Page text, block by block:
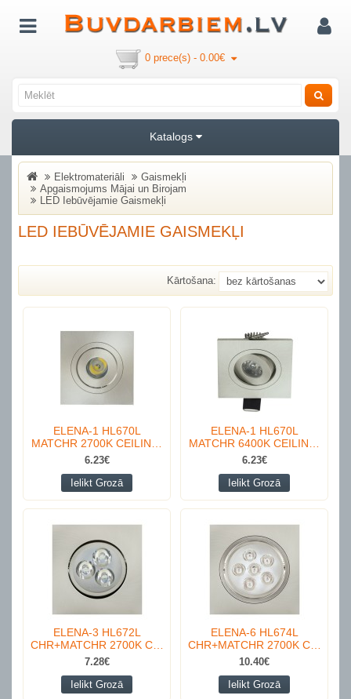
0 prece(s) - 0.00€
Katalogs
Elektromateriāli
Gaismekļi
Apgaismojums Mājai un Birojam
LED Iebūvējamie Gaismekļi
LED IEBŪVĒJAMIE GAISMEKĻI
Kārtošana:
ELENA-1 HL670L
MATCHR 2700K CEILIN…
6.23€
Ielikt Grozā
ELENA-1 HL670L
MATCHR 6400K CEILIN…
6.23€
Ielikt Grozā
ELENA-3 HL672L
CHR+MATCHR 2700K C…
7.28€
Ielikt Grozā
ELENA-6 HL674L
CHR+MATCHR 2700K C…
10.40€
Ielikt Grozā